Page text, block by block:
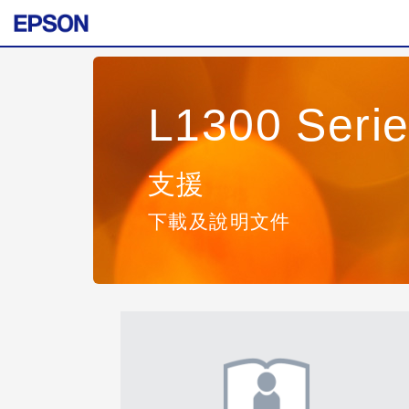
L1300
支援
下載及說明文件